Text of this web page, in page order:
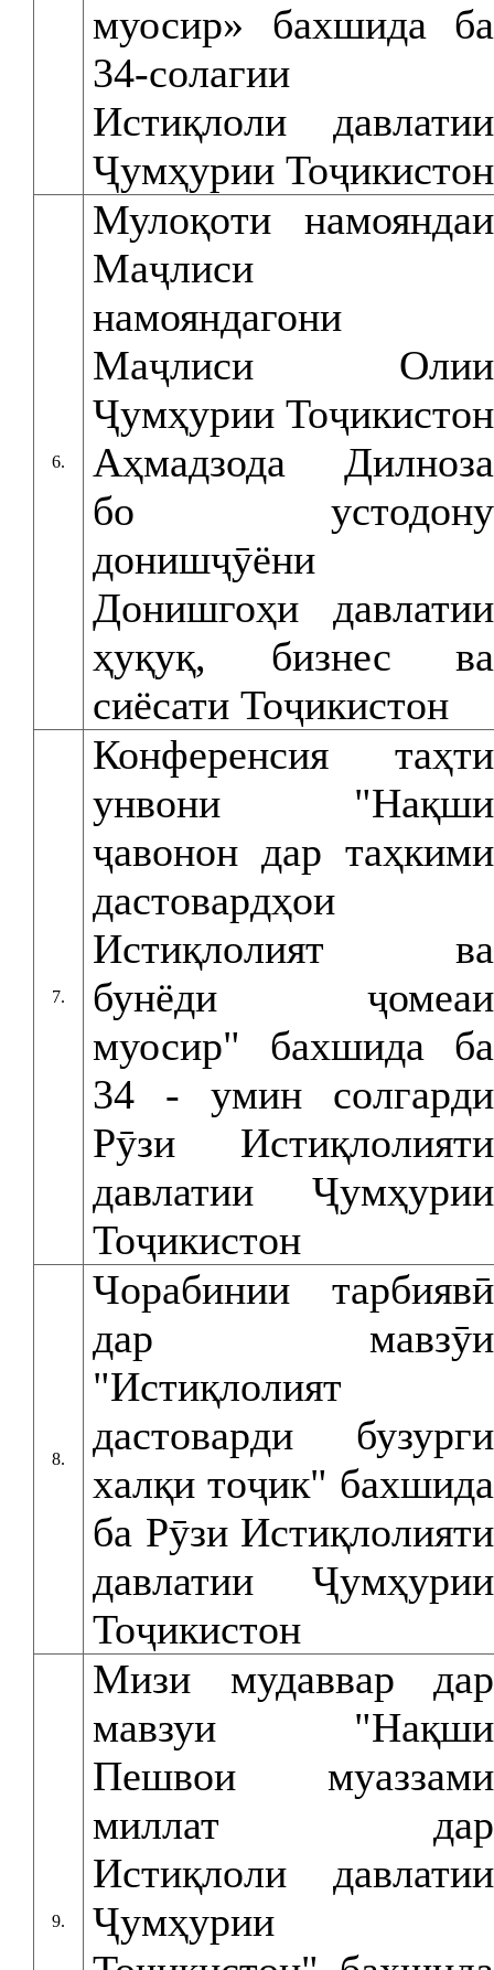
муосир» бахшида ба
34-солагии
Истиқлоли давлатии
Ҷумҳурии Тоҷикистон
6.
Мулоқоти намояндаи
Маҷлиси
намояндагони
Маҷлиси Олии
Ҷумҳурии Тоҷикистон
Аҳмадзода Дилноза
бо устодону
донишҷӯёни
Донишгоҳи давлатии
ҳуқуқ, бизнес ва
сиёсати Тоҷикистон
7.
Конференсия таҳти
унвони "Нақши
ҷавонон дар таҳкими
дастовардҳои
Истиқлолият ва
бунёди ҷомеаи
муосир" бахшида ба
34 - умин солгарди
Рӯзи Истиқлолияти
давлатии Ҷумҳурии
Тоҷикистон
8.
Чорабинии тарбиявӣ
дар мавзӯи
"Истиқлолият
дастоварди бузурги
халқи тоҷик" бахшида
ба Рӯзи Истиқлолияти
давлатии Ҷумҳурии
Тоҷикистон
9.
Мизи мудаввар дар
мавзуи "Нақши
Пешвои муаззами
миллат дар
Истиқлоли давлатии
Ҷумҳурии